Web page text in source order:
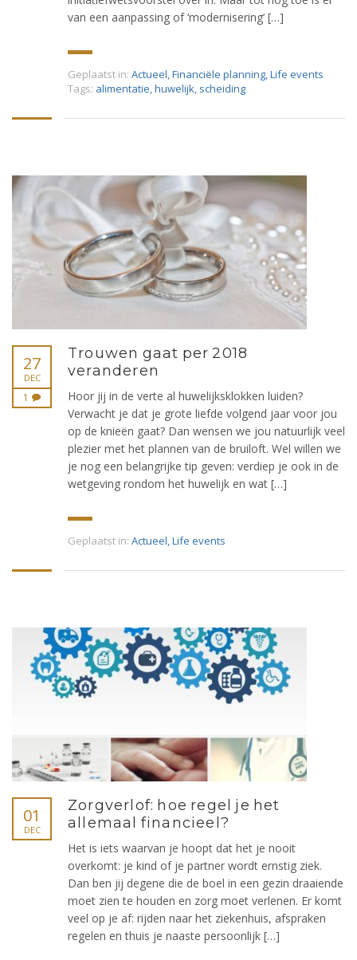
van een aanpassing of ‘modernisering’ […]
Geplaatst in: Actueel,Financiële planning,Life events
Tags: alimentatie,huwelijk, scheiding
27
DEC
1
Trouwen gaat per 2018
veranderen
Hoor jij in de verte al huwelijksklokken luiden?
Verwacht je dat je grote liefde volgend jaar voor jou
op de knieën gaat? Dan wensen we jou natuurlijk veel
plezier met het plannen van de bruiloft. Wel willen we
je nog een belangrijke tip geven: verdiep je ook in de
wetgeving rondom het huwelijk en wat […]
Geplaatst in: Actueel,Life events
01
DEC
Zorgverlof: hoe regel je het
allemaal financieel?
Het is iets waarvan je hoopt dat het je nooit
overkomt: je kind of je partner wordt ernstig ziek.
Dan ben jij degene die de boel in een gezin draaiende
moet zien te houden en zorg moet verlenen. Er komt
veel op je af: rijden naar het ziekenhuis, afspraken
regelen en thuis je naaste persoonlijk […]